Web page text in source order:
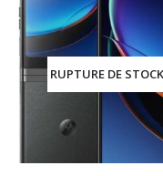
RUPTURE DE STOCK